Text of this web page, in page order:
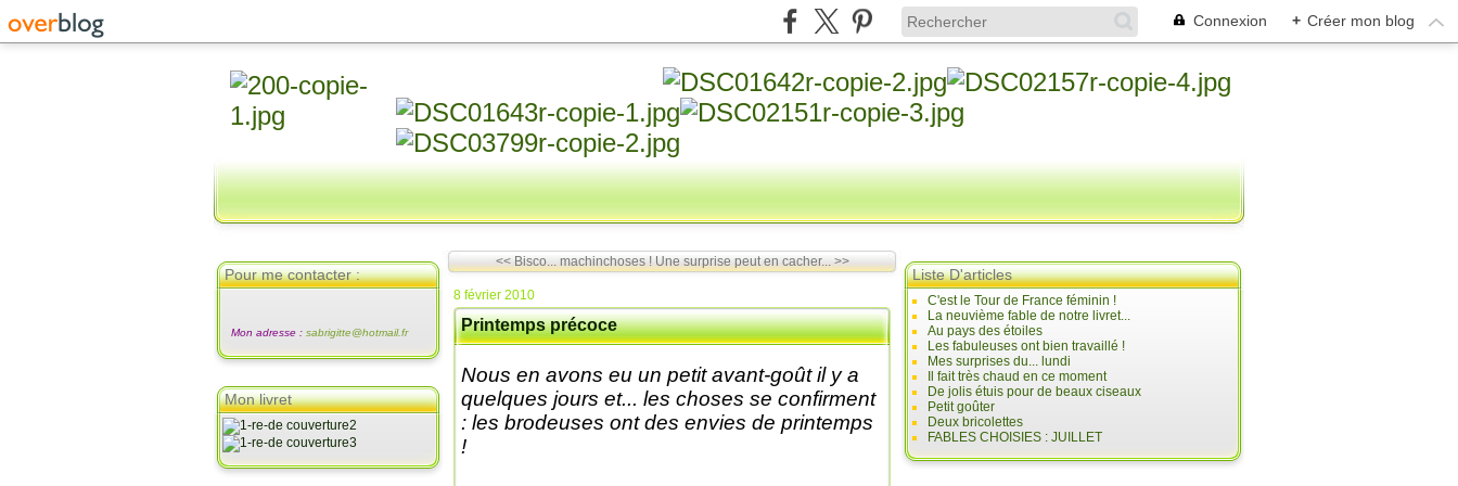
Connexion + Créer mon blog
Pour me contacter :
Mon adresse : sabrigitte@hotmail.fr
Mon livret
<< Bisco... machinchoses ! Une surprise peut en cacher... >>
8 février 2010
Printemps précoce
Nous en avons eu un petit avant-goût il y a
quelques jours et... les choses se confirment
: les brodeuses ont des envies de printemps
!
Liste D'articles
C'est le Tour de France féminin !
La neuvième fable de notre livret...
Au pays des étoiles
Les fabuleuses ont bien travaillé !
Mes surprises du... lundi
Il fait très chaud en ce moment
De jolis étuis pour de beaux ciseaux
Petit goûter
Deux bricolettes
FABLES CHOISIES : JUILLET